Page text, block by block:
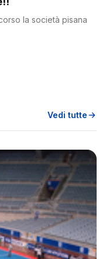
la società pisana
Vedi tutte